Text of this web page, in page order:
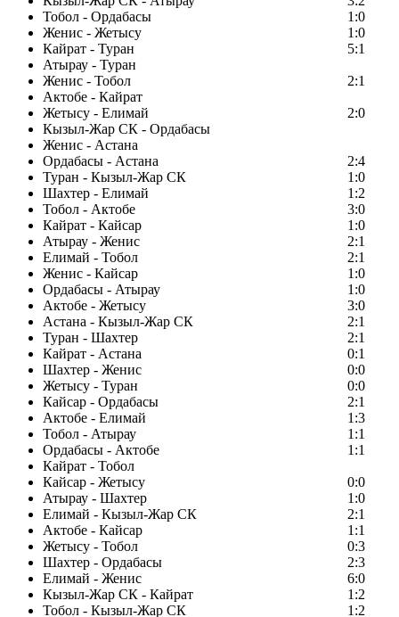
Тобол - Ордабасы
1:0
Женис - Жетысу
1:0
Кайрат - Туран
5:1
Атырау - Туран
Женис - Тобол
2:1
Актобе - Кайрат
Жетысу - Елимай
2:0
Кызыл-Жар СК - Ордабасы
Женис - Астана
Ордабасы - Астана
2:4
Туран - Кызыл-Жар СК
1:0
Шахтер - Елимай
1:2
Тобол - Актобе
3:0
Кайрат - Кайсар
1:0
Атырау - Женис
2:1
Елимай - Тобол
2:1
Женис - Кайсар
1:0
Ордабасы - Атырау
1:0
Актобе - Жетысу
3:0
Астана - Кызыл-Жар СК
2:1
Туран - Шахтер
2:1
Кайрат - Астана
0:1
Шахтер - Женис
0:0
Жетысу - Туран
0:0
Кайсар - Ордабасы
2:1
Актобе - Елимай
1:3
Тобол - Атырау
1:1
Ордабасы - Актобе
1:1
Кайрат - Тобол
Кайсар - Жетысу
0:0
Атырау - Шахтер
1:0
Елимай - Кызыл-Жар СК
2:1
Актобе - Кайсар
1:1
Жетысу - Тобол
0:3
Шахтер - Ордабасы
2:3
Елимай - Женис
6:0
Кызыл-Жар СК - Кайрат
1:2
Тобол - Кызыл-Жар СК
1:2